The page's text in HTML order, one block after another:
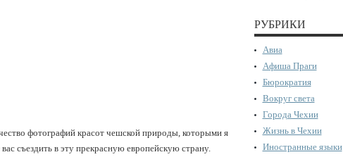
фотографий красот чешской природы, которыми я
съездить в эту прекрасную европейскую страну.
РУБРИКИ
Авиа
Афиша Праги
Бюрократия
Вокруг света
Города Чехии
Жизнь в Чехии
Иностранные языки